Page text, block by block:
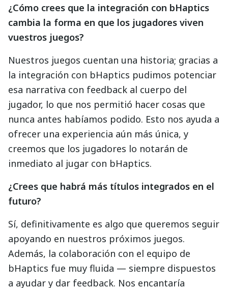
¿Cómo crees que la integración con bHaptics
cambia la forma en que los jugadores viven
vuestros juegos?
Nuestros juegos cuentan una historia; gracias a
la integración con bHaptics pudimos potenciar
esa narrativa con feedback al cuerpo del
jugador, lo que nos permitió hacer cosas que
nunca antes habíamos podido. Esto nos ayuda a
ofrecer una experiencia aún más única, y
creemos que los jugadores lo notarán de
inmediato al jugar con bHaptics.
¿Crees que habrá más títulos integrados en el
futuro?
Sí, definitivamente es algo que queremos seguir
apoyando en nuestros próximos juegos.
Además, la colaboración con el equipo de
bHaptics fue muy fluida — siempre dispuestos
a ayudar y dar feedback. Nos encantaría